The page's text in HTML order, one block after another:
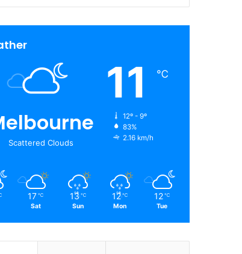
Scattered Clouds
11 ℃
12º - 9º
83%
2.16 km/h
17 ℃
Sat
13 ℃
Sun
12 ℃
Mon
12 ℃
Tue